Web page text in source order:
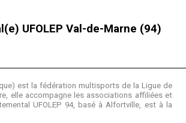
UFOLEP Val-de-Marne (94)
est la fédération multisports de la Ligue de
elle accompagne les associations affiliées et
UFOLEP 94, basé à Alfortville, est à la